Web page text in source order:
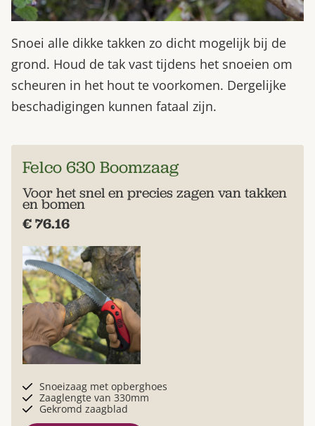
Snoei alle dikke takken zo dicht mogelijk bij de
grond. Houd de tak vast tijdens het snoeien om
scheuren in het hout te voorkomen. Dergelijke
beschadigingen kunnen fataal zijn.
Felco 630 Boomzaag
Voor het snel en precies zagen van takken
en bomen
€ 76.16
Snoeizaag met opberghoes
Zaaglengte van 330mm
Gekromd zaagblad